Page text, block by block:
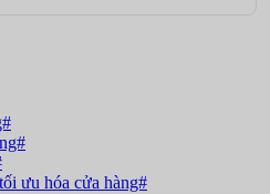
ưu hóa cửa hàng#